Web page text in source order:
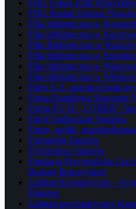
FHU Fokus Emil
FHU Rodan Dariusz Nowak
Filia biblioteczna w
Filia biblioteczna w
Filia Biblioteczna w Ruszczy
Filia biblioteczna w
Filia biblioteczna w
Filia biblioteczna w
Fines S.A. operator
Firma Handlowa Sławomir
Firma P.U.H. „CUBER”
Firmy budowlane Staszów
Firmy, spółki,
Fotografia Staszów
Fryzjerstwo Staszów
Fundacja Przyjaciół ku
Boskiej Bogoryjskiej
Gabinet Kosmetyczno –
Połaniec
Gabinet psychiatryczny